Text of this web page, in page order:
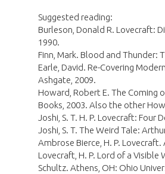
Suggested reading:
Burleson, Donald R. Lovecraft:
1990.
Finn, Mark. Blood and Thunder:
Earle, David. Re-Covering
Ashgate, 2009.
Howard, Robert E. The Coming
Books, 2003. Also the other
Joshi, S. T. H. P. Lovecraft: Four
Joshi, S. T. The Weird Tale:
Ambrose Bierce, H. P.
Lovecraft, H. P. Lord of a Visible
Schultz. Athens, OH: Ohio